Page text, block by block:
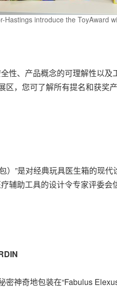
Hastings introduce the ToyAward
性、产品概念的可理解性以
，您可了解所有提名和获奖产
）”是对经典玩具医生箱的现
助工具的设计令专家评委会
密神奇地包装在“Fabulus